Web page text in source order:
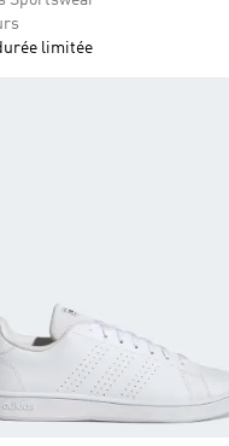
limitée